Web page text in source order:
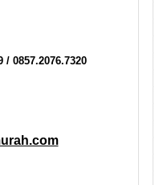
/ 0857.2076.7320